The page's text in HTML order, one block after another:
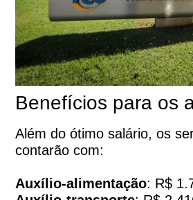
Benefícios para os
Além do ótimo salário, os
contarão com:
Auxílio-alimentação: R$